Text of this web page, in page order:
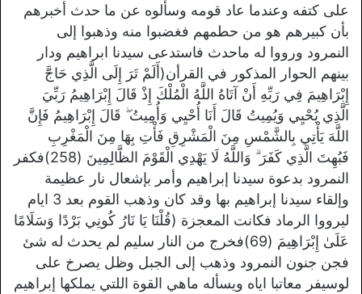
على كتفه وعندما عاد قومه وسألوه عن ما حدث أخبرهم
بأن كبيرهم هو من حطمهم فغضبوا منه وذهبوا إلى
النمرود ورووا له ماحدث فاستدعى سيدنا ابراهيم ودار
بينهم الحوار المذكور في القرأن(أَلَمْ تَرَ إِلَى الَّذِي حَاجَّ
إِبْرَاهِيمَ فِي رَبِّهِ أَنْ آتَاهُ اللَّهُ الْمُلْكَ إِذْ قَالَ إِبْرَاهِيمُ رَبِّيَ
الَّذِي يُحْيِي وَيُمِيتُ قَالَ أَنَا أُحْيِي وَأُمِيتُ ۖ قَالَ إِبْرَاهِيمُ فَإِنَّ
اللَّهَ يَأْتِي بِالشَّمْسِ مِنَ الْمَشْرِقِ فَأْتِ بِهَا مِنَ الْمَغْرِبِ
فَبُهِتَ الَّذِي كَفَرَ ۗ وَاللَّهُ لَا يَهْدِي الْقَوْمَ الظَّالِمِينَ (258)فكفر
النمرود بدعوة سيدنا إبراهيم وأمر بإشعال نار عظيمة
وإلقاء سيدنا إبراهيم بها وقد كان وذهب القوم بعد 3 ايام
ليرووا الرماد فكانت المعجزة (قُلْنَا يَا نَارُ كُونِي بَرْدًا وَسَلَامًا
عَلَىٰ إِبْرَاهِيمَ (69)فخرج من النار سليم لم يحدث له شئ
فجن جنون النمرود وذهب إلى الجبل وظل يصرخ على
لوسيفر معاتبا اياه ويسأله ماهي القوة اللتي يملكها إبراهيم